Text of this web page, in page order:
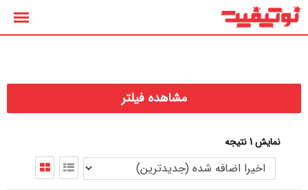
پرش
مشاهده فیلتر
نمایش 1 نتیجه